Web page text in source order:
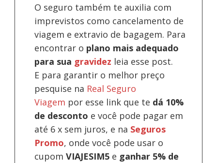
O seguro também te auxilia com
imprevistos como cancelamento de
viagem e extravio de bagagem. Para
encontrar o plano mais adequado
para sua gravidez leia esse post.
E para garantir o melhor preço
pesquise na Real Seguro
Viagem por esse link que te dá 10%
de desconto e você pode pagar em
até 6 x sem juros, e na Seguros
Promo, onde você pode usar o
cupomVIAJESIM5 e ganhar 5% de